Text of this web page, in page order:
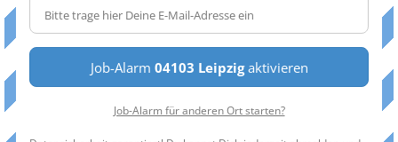
Job-Alarm 04103 Leipzigaktivieren
Job-Alarm für anderen Ort starten?